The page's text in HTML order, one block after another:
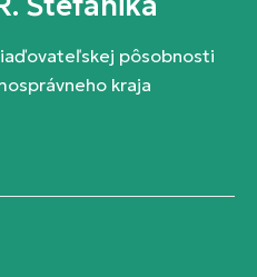
pôsobnosti
kraja